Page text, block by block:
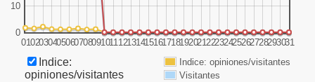
01020304050607080910111213141516171819202122232425262728293031
0
10
Indice: opiniones/visitantes
Visitantes
Indice:
opiniones/visitantes